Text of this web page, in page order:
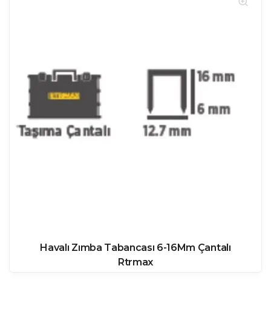
Havalı Zımba Tabancası 6-16Mm Çantalı
Rtrmax